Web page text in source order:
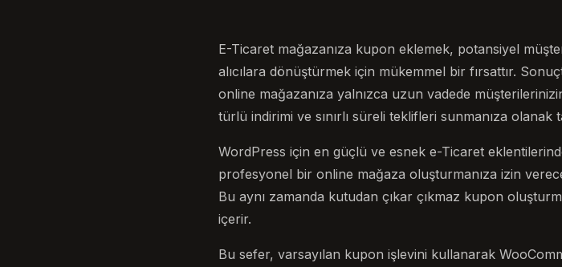
E-Ticaret mağazanıza kupon eklemek, potansiyel
alıcılara dönüştürmek için mükemmel bir fırsattır.
online mağazanıza yalnızca uzun vadede
türlü indirimi ve sınırlı süreli teklifleri sunmanıza olanak
WordPress için en güçlü ve esnek e-Ticaret
profesyonel bir online mağaza oluşturmanıza izin
Bu aynı zamanda kutudan çıkar çıkmaz kupon
içerir.
Bu sefer, varsayılan kupon işlevini kullanarak